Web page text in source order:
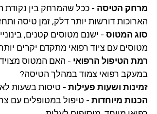
מרחק הטיסה - ככל שהמרחק בין נקודת
הארוכות דורשות יותר דלק, זמן טיסה
סוג המטוס - ישנם מטוסים קטנים,
מטוסים עם ציוד רפואי מתקדם יקרים
רמת הטיפול הרפואי - האם המטוס מצויד
במעקב רפואי צמוד במהלך הטיסה?
זמינות ושעות פעילות - טיסות בשעות לא
הכנות מיוחדות - טיפול במטופלים עם